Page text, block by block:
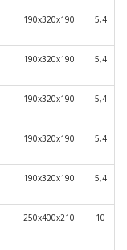
190х320х190 5,4
190х320х190 5,4
190х320х190 5,4
190х320х190 5,4
190х320х190 5,4
250х400х210 10